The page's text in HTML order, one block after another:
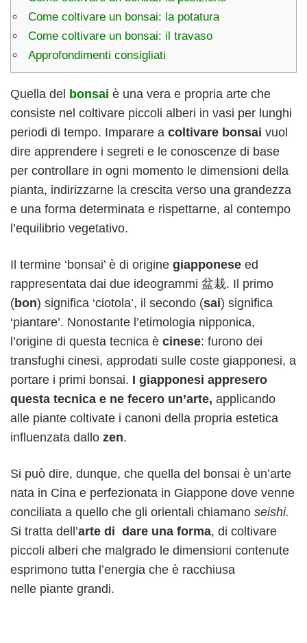
Come coltivare un bonsai: la potatura
Come coltivare un bonsai: il travaso
Approfondimenti consigliati
Quella del bonsai è una vera e propria arte che
consiste nel coltivare piccoli alberi in vasi per lunghi
periodi di tempo. Imparare a coltivare bonsai vuol
dire apprendere i segreti e le conoscenze di base
per controllare in ogni momento le dimensioni della
pianta, indirizzarne la crescita verso una grandezza
e una forma determinata e rispettarne, al contempo
l’equilibrio vegetativo.
Il termine ‘bonsai’ è di origine giapponese ed
rappresentata dai due ideogrammi 盆栽. Il primo
(bon) significa ‘ciotola’, il secondo (sai) significa
‘piantare’. Nonostante l’etimologia nipponica,
l’origine di questa tecnica è cinese: furono dei
transfughi cinesi, approdati sulle coste giapponesi, a
portare i primi bonsai. I giapponesi appresero
questa tecnica e ne fecero un’arte, applicando
alle piante coltivate i canoni della propria estetica
influenzata dallo zen.
Si può dire, dunque, che quella del bonsai è un’arte
nata in Cina e perfezionata in Giappone dove venne
conciliata a quello che gli orientali chiamano seishi.
Si tratta dell’arte di dare una forma, di coltivare
piccoli alberi che malgrado le dimensioni contenute
esprimono tutta l’energia che è racchiusa
nelle piante grandi.